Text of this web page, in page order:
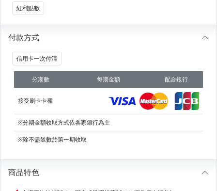
紅利點數
付款方式
信用卡一次付清
分期數 每期金額 配合銀行
接受刷卡卡種
※分期金額收取方式依各家銀行為主
※除不盡餘數於第一期收取
商品特色